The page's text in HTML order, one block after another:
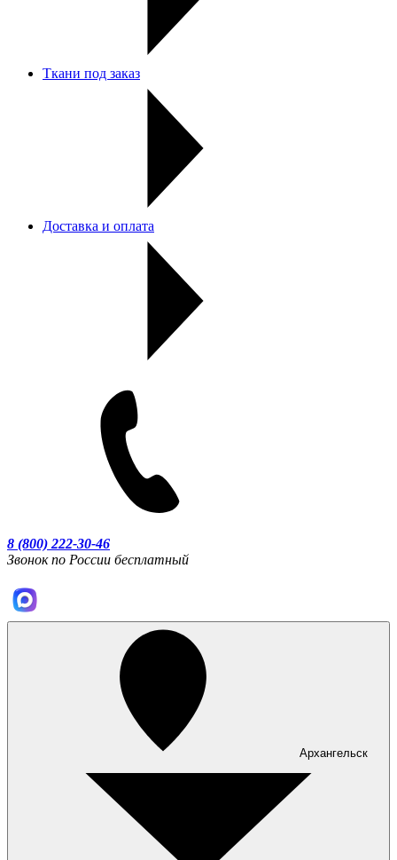
Ткани под заказ
Доставка и оплата
8 (800) 222-30-46
Звонок по России бесплатный
Архангельск